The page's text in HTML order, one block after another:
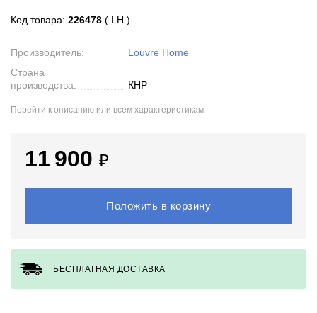
Код товара: 226478 ( LH )
Производитель:
Louvre Home
Страна
производства:
КНР
Перейти к описанию или всем характеристикам
11 900 ₽
Положить в корзину
БЕСПЛАТНАЯ ДОСТАВКА